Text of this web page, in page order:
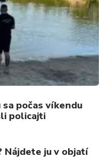
počas víkendu
policajti
Nájdete ju v objatí